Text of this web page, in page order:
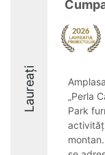
Laureați
„Perla
Park